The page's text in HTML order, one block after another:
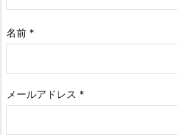
名前 *
メールアドレス *